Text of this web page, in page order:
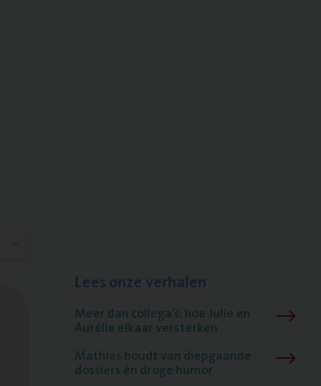
Meer dan collega’s: hoe Julie en
Aurélie elkaar versterken
Mathias houdt van diepgaande
dossiers én droge humor